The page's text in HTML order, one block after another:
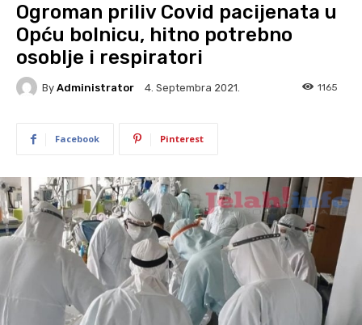
Ogroman priliv Covid pacijenata u
Opću bolnicu, hitno potrebno
osoblje i respiratori
By Administrator 4. Septembra 2021. 1165
Facebook Pinterest